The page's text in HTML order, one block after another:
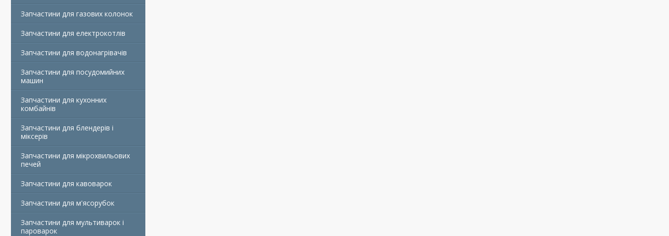
Запчастини для газових колонок
Запчастини для електрокотлів
Запчастини для водонагрівачів
Запчастини для посудомийних
машин
Запчастини для кухонних
комбайнів
Запчастини для блендерів і
міксерів
Запчастини для мікрохвильових
печей
Запчастини для кавоварок
Запчастини для м'ясорубок
Запчастини для мультиварок і
пароварок